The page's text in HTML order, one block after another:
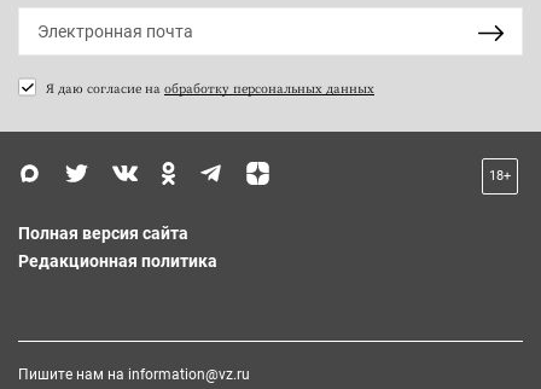
Я даю согласие на обработку персональных данных
18+
Полная версия сайта
Редакционная политика
Пишите нам на information@vz.ru